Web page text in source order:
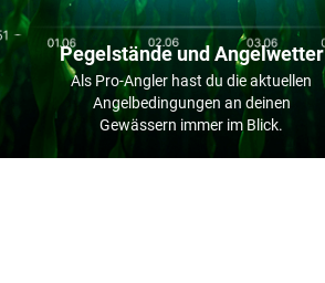
Pegelstände und Angelwetter
Als Pro-Angler hast du die aktuellen
Angelbedingungen an deinen
Gewässern immer im Blick.